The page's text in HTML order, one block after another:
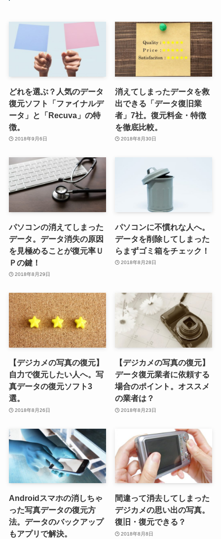
どれを選ぶ？人気のデータ
復元ソフト「ファイナルデ
ータ」と「Recuva」の特
徴。
2018年9月6日
消えてしまったデータを救
出できる「データ復旧業
者」7社。復元料金・特徴
を徹底比較。
2018年8月30日
パソコンの消えてしまった
データ。データ消失の原因
を見極めることが復元率Ｕ
Ｐの鍵！
2018年8月29日
パソコンに不慣れな人へ。
データを削除してしまった
らまずゴミ箱をチェック！
2018年8月28日
【デジカメの写真の復元】
自力で復元したい人へ。写
真データの復元ソフト3
選。
2018年8月26日
【デジカメの写真の復元】
データ復元業者に依頼する
場合のポイント。オススメ
の業者は？
2018年8月23日
Androidスマホの消しちゃ
った写真データの復元方
法。データのバックアップ
もアプリで解決。
間違って消去してしまった
デジカメの思い出の写真。
復旧・復元できる？
2018年8月8日